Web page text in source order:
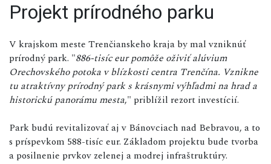
Projekt prírodného parku
V krajskom meste Trenčianskeho kraja by mal vzniknúť
prírodný park. "886-tisíc eur pomôže oživiť alúvium
Orechovského potoka v blízkosti centra Trenčína. Vznikne
tu atraktívny prírodný park s krásnymi výhľadmi na hrad a
historickú panorámu mesta," priblížil rezort investícií.
Park budú revitalizovať aj v Bánovciach nad Bebravou, a to
s príspevkom 588-tisíc eur. Základom projektu bude tvorba
a posilnenie prvkov zelenej a modrej infraštruktúry.